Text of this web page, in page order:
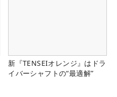
新『TENSEIオレンジ』はドラ
イバーシャフトの“最適解”